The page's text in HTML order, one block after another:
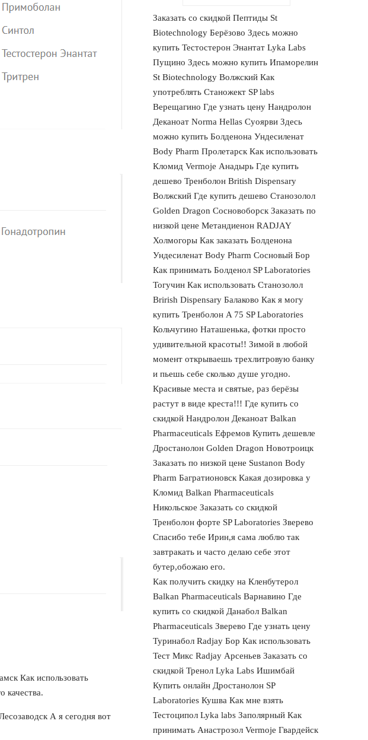
Как использовать
качества.
А я сегодня вот
Заказать со скидкой Пептиды St
Biotechnology Берёзово Здесь можно
купить Тестостерон Энантат Lyka Labs
Пущино Здесь можно купить Ипаморелин
St Biotechnology Волжский Как
употреблять Станожект SP labs
Верещагино Где узнать цену Нандролон
Деканоат Norma Hellas Суоярви Здесь
можно купить Болденона Ундесиленат
Body Pharm Пролетарск Как использовать
Кломид Vermoje Анадырь Где купить
дешево Тренболон British Dispensary
Волжский Где купить дешево Cтанозолол
Golden Dragon Сосновоборск Заказать по
низкой цене Метандиенон RADJAY
Холмогоры Как заказать Болденона
Ундесиленат Body Pharm Сосновый Бор
Как принимать Болденол SP Laboratories
Тогучин Как использовать Станозолол
Brirish Dispensary Балаково Как я могу
купить Тренболон A 75 SP Laboratories
Кольчугино Наташенька, фотки просто
удивительной красоты!! Зимой в любой
момент открываешь трехлитровую банку
и пьешь себе сколько душе угодно.
Красивые места и святые, раз берёзы
растут в виде креста!!! Где купить со
скидкой Нандролон Деканоат Balkan
Pharmaceuticals Ефремов Купить дешевле
Дростанолон Golden Dragon Новотроицк
Заказать по низкой цене Sustanon Body
Pharm Багратионовск Какая дозировка у
Кломид Balkan Pharmaceuticals
Никольское Заказать со скидкой
Тренболон форте SP Laboratories Зверево
Спасибо тебе Ирин,я сама люблю так
завтракать и часто делаю себе этот
бутер,обожаю его.
Как получить скидку на Кленбутерол
Balkan Pharmaceuticals Варнавино Где
купить со скидкой Данабол Balkan
Pharmaceuticals Зверево Где узнать цену
Туринабол Radjay Бор Как использовать
Тест Микс Radjay Арсеньев Заказать со
скидкой Тренол Lyka Labs Ишимбай
Купить онлайн Дростанолон SP
Laboratories Кушва Как мне взять
Тестоципол Lyka labs Заполярный Как
принимать Анастрозол Vermoje Гвардейск